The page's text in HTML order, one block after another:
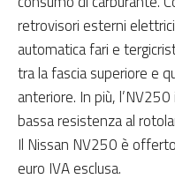
retrovisori esterni
automatica fari e
tra la fascia superiore e
anteriore. In più,
bassa resistenza al
Il Nissan NV250 è
euro IVA esclusa.